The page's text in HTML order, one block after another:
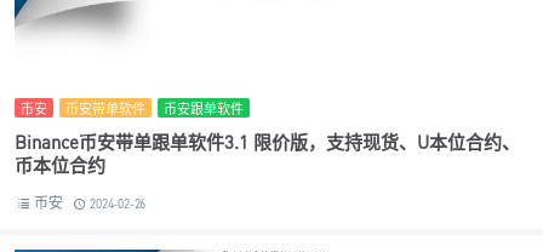
币安 币安带单软件 币安跟单软件
Binance币安带单跟单软件3.1 限价版，支持现货、U本位合约、
币本位合约
币安 2024-02-26